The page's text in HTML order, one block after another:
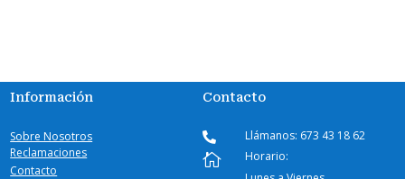
Información
Sobre Nosotros
Reclamaciones
Contacto
Contacto
 Llámanos: 673 43 18 62

Horario: